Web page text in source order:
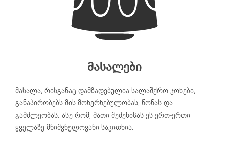
მასალები
მასალა, რისგანაც დამზადებულია სალაშქრო ჯოხები,
განაპირობებს მის მოხერხებულობას, წონას და
გამძლეობას. ასე რომ, მათი შეძენისას ეს ერთ-ერთი
ყველაზე მნიშვნელოვანი საკითხია.